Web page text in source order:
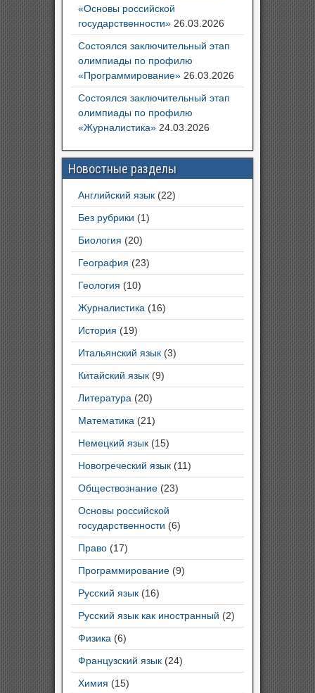
«Основы российской
государственности» 26.03.2026
Состоялся заключительный этап
олимпиады по профилю
«Программирование» 26.03.2026
Состоялся заключительный этап
олимпиады по профилю
«Журналистика» 24.03.2026
Новостные разделы
Английский язык (22)
Без рубрики (1)
Биология (20)
География (23)
Геология (10)
Журналистика (16)
История (19)
Итальянский язык (3)
Китайский язык (9)
Литература (20)
Математика (21)
Немецкий язык (15)
Новогреческий язык (11)
Обществознание (23)
Основы российской
государственности (6)
Право (17)
Программирование (9)
Русский язык (16)
Русский язык как иностранный (2)
Физика (6)
Французский язык (24)
Химия (15)